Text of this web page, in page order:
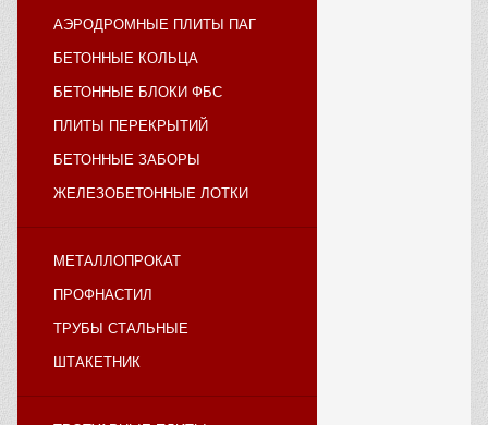
АЭРОДРОМНЫЕ ПЛИТЫ ПАГ
БЕТОННЫЕ КОЛЬЦА
БЕТОННЫЕ БЛОКИ ФБС
ПЛИТЫ ПЕРЕКРЫТИЙ
БЕТОННЫЕ ЗАБОРЫ
ЖЕЛЕЗОБЕТОННЫЕ ЛОТКИ
МЕТАЛЛОПРОКАТ
ПРОФНАСТИЛ
ТРУБЫ СТАЛЬНЫЕ
ШТАКЕТНИК